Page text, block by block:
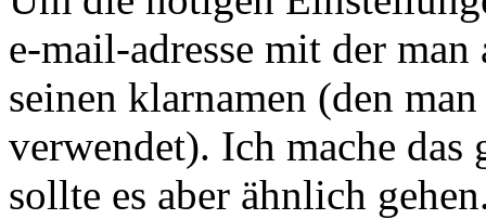
e-mail-adresse mit der
seinen klarnamen (den
verwendet). Ich mache
sollte es aber ähnlich